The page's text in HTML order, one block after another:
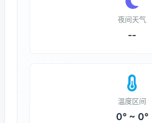
夜间天气
--
温度区间
0° ~ 0°